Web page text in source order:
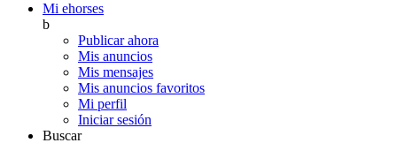
Mi ehorses
b
Publicar ahora
Mis anuncios
Mis mensajes
Mis anuncios favoritos
Mi perfil
Iniciar sesión
Buscar